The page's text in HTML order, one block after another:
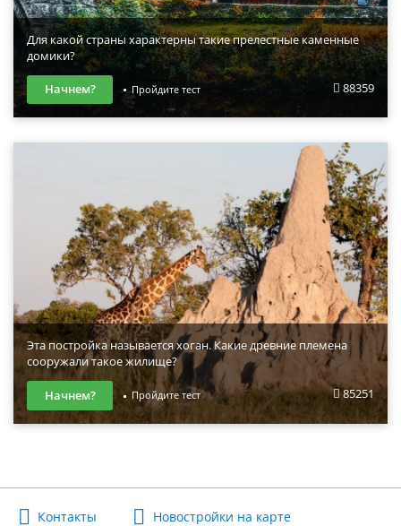
Для какой страны характерны такие прелестные каменные
домики?
88359
Начнем? Пройдите тест
Эта постройка называется хоган. Какие древние племена
сооружали такое жилище?
85251
Начнем? Пройдите тест
Контакты Новостройки на карте